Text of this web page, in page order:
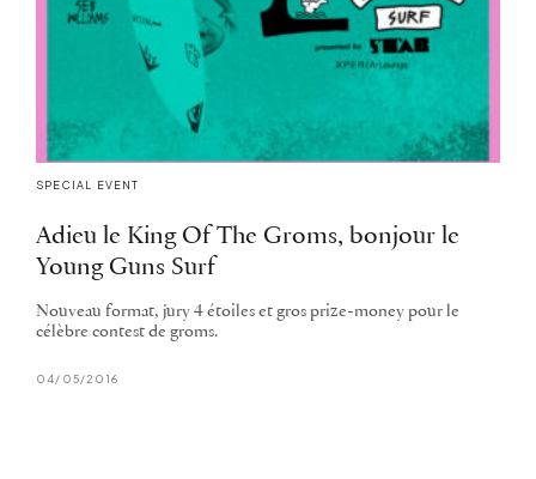
SPECIAL EVENT
Adieu le King Of The Groms, bonjour le
Young Guns Surf
Nouveau format, jury 4 étoiles et gros prize-money pour le
célèbre contest de groms.
04/05/2016